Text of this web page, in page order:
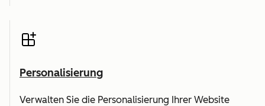
Personalisierung
Verwalten Sie die Personalisierung Ihrer Website